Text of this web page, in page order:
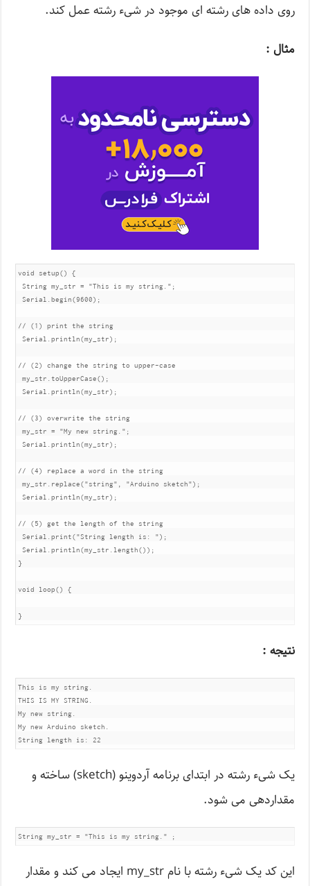
روی داده های رشته ای موجود در شیء رشته عمل کند.
مثال :
void setup() {
String my_str = "This is my string.";
Serial.begin(9600);
// (1) print the string
Serial.println(my_str);
// (2) change the string to upper-case
my_str.toUpperCase();
Serial.println(my_str);
// (3) overwrite the string
my_str = "My new string.";
Serial.println(my_str);
// (4) replace a word in the string
my_str.replace("string", "Arduino sketch");
Serial.println(my_str);
// (5) get the length of the string
Serial.print("String length is: ");
Serial.println(my_str.length());
}
void loop() {
}
نتیجه :
This is my string.
THIS IS MY STRING.
My new string.
My new Arduino sketch.
String length is: 22
یک شیء رشته در ابتدای برنامه آردوینو (sketch) ساخته و
مقداردهی می شود.
String my_str = "This is my string." ;
این کد یک شیء رشته با نام my_str ایجاد می کند و مقدار